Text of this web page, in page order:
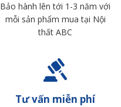
Bảo hành lên tới 1-3 năm với
mỗi sản phẩm mua tại Nội
thất ABC
Tư vấn miễn phí